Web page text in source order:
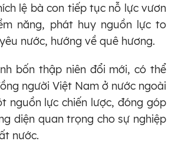
lệ bà con tiếp tục nỗ lực vươn
năng, phát huy nguồn lực to
nước, hướng về quê hương.
bốn thập niên đổi mới, có thể
người Việt Nam ở nước ngoài
nguồn lực chiến lược, đóng góp
diện quan trọng cho sự nghiệp
nước.